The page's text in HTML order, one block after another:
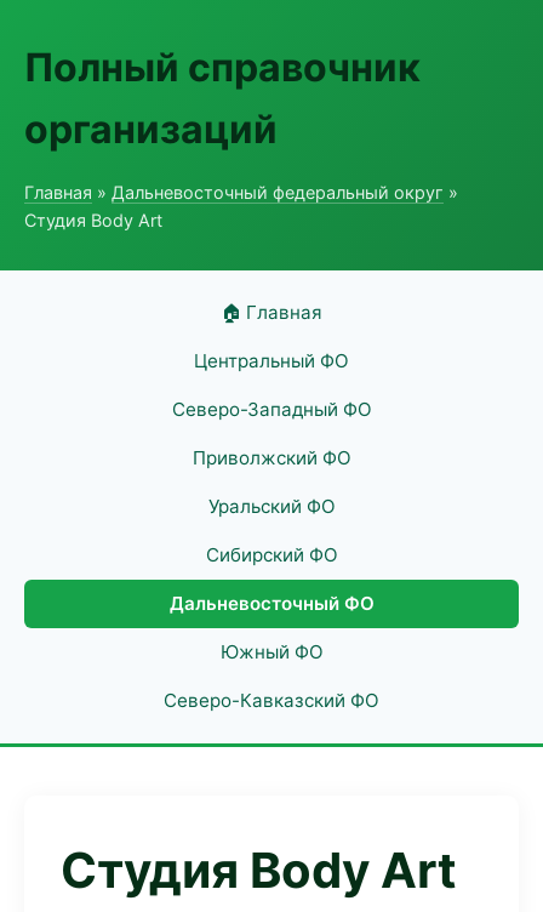
Полный справочник
организаций
Главная » Дальневосточный федеральный округ »
Студия Body Art
🏠 Главная
Центральный ФО
Северо-Западный ФО
Приволжский ФО
Уральский ФО
Сибирский ФО
Дальневосточный ФО
Южный ФО
Северо-Кавказский ФО
Студия Body Art